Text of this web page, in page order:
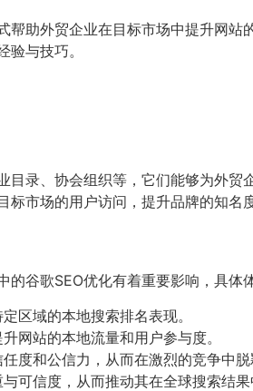
助外贸企业在目标市场中提升网站
与技巧。
录、协会组织等，它们能够为外贸
市场的用户访问，提升品牌的知名
谷歌SEO优化有着重要影响，具体
区域的本地搜索排名表现。
网站的本地流量和用户参与度。
度和公信力，从而在激烈的竞争中脱
可信度，从而推动其在全球搜索结果